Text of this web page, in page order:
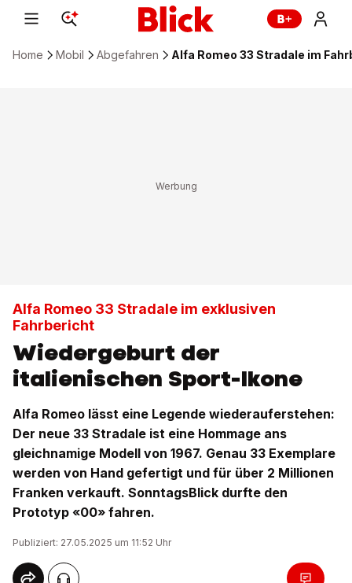
Home Mobil Abgefahren Alfa Romeo 33 Stradale im
Alfa Romeo 33 Stradale im exklusiven
Fahrbericht
Wiedergeburt der
italienischen Sport-Ikone
Alfa Romeo lässt eine Legende wiederauferstehen:
Der neue 33 Stradale ist eine Hommage ans
gleichnamige Modell von 1967. Genau 33 Exemplare
werden von Hand gefertigt und für über 2 Millionen
Franken verkauft. SonntagsBlick durfte den
Prototyp «00» fahren.
Publiziert: 27.05.2025 um 11:52 Uhr